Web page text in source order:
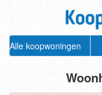
Alle koopwoningen